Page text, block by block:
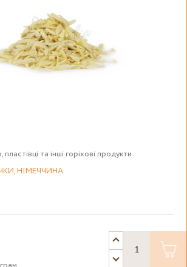
та інші горіхові продукти
НІМЕЧЧИНА